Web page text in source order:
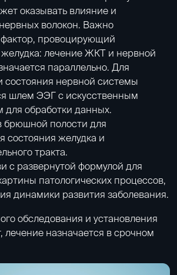
оказывать влияние и
волокон. Важно
провоцирующий
лечение ЖКТ и нервной
параллельно. Для
состояния нервной системы
шлем ЭЭГ с искусственным
для обработки данных.
брюшной полости для
состояния желудка и
тракта.
с развернутой формулой для
патологических процессов,
динамики развития заболевания.
обследования и установления
лечение назначается в срочном